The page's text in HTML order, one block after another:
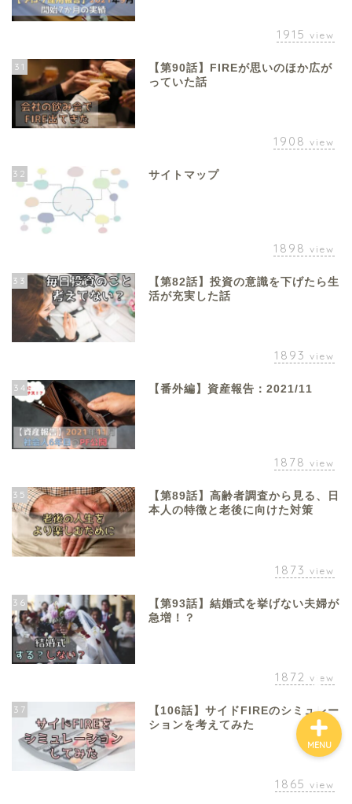
1915 view
31
【第90話】FIREが思いのほか広が
っていた話
1908 view
32 サイトマップ
1898 view
33
【第82話】投資の意識を下げたら生
活が充実した話
1893 view
34 【番外編】資産報告：2021/11
1878 view
35
【第89話】高齢者調査から見る、日
本人の特徴と老後に向けた対策
1873 view
36
【第93話】結婚式を挙げない夫婦が
急増！？
1872 view
37
【106話】サイドFIREのシミュレー
ションを考えてみた
1865 view
MENU
ホーム
資産報告